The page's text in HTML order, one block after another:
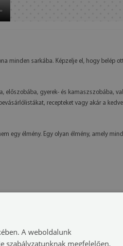
minden sarkába. Képzelje el, hogy belép
előszobába, gyerek- és kamaszszobába,
recepteket vagy akár a
egy élmény. Egy olyan élmény, amely
A weboldalunk
szabályzatunknak megfelelően.